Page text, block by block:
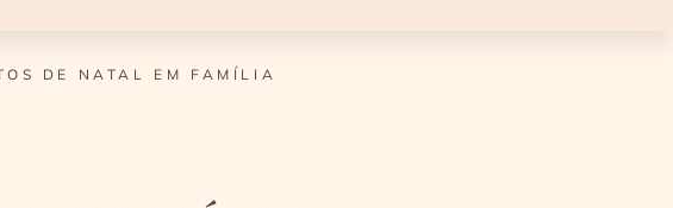
DE NATAL EM FAMÍLIA